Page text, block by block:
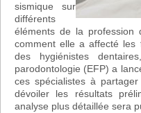
sismique sur
différents
éléments de la profession
comment elle a affecté les
des hygiénistes
parodontologie (EFP) a
ces spécialistes à
dévoiler les résultats
analyse plus détaillée sera